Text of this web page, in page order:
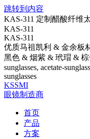
跳转到内容
KAS-311 定制醋酸纤维
KAS-311
KAS-311
优质马祖凯利 & 金余板
黑色 & 烟紫 & 玳瑁 &
sunglasses, acetate-
sunglasses
KSSMI
眼镜制造商
首页
产品
方案